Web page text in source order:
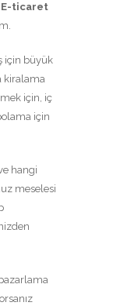
E-ticaret
için büyük
kiralama
için, iç
için
hangi
meselesi